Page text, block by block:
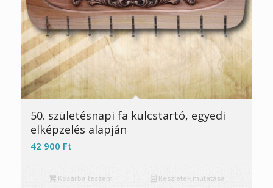
50. születésnapi fa kulcstartó, egyedi
elképzelés alapján
42 900 Ft
Kosárba teszem Részletek mutatása